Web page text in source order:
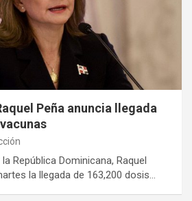
Peña anuncia llegada
República Dominicana, Raquel
la llegada de 163,200 dosis…